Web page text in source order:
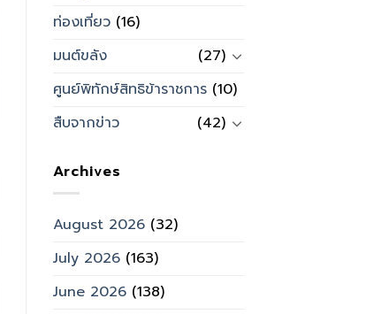
ท่องเที่ยว(16)
มนต์ขลัง
(27)
ศูนย์พิทักษ์สิทธิข้าราชการ(10)
สืบจากข่าว
(42)
Archives
August 2026(32)
July 2026(163)
June 2026(138)